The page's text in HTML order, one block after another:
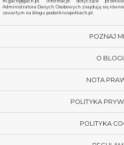
m.gach@gach.pl. Informacje dotyczące
Administratora Danych Osobowych znajdują się
zawartym na blogu podatkiwspolkach.pl.
POZNAJ
O
NOTA
POLITYKA
POLITYKA